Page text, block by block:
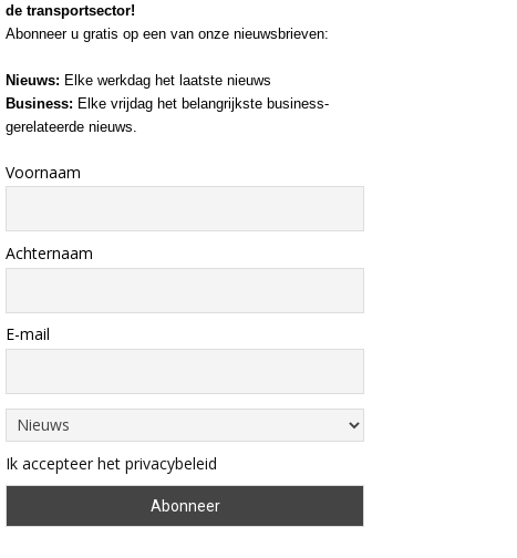
de transportsector!
Abonneer u gratis op een van onze nieuwsbrieven:
Nieuws: Elke werkdag het laatste nieuws
Business: Elke vrijdag het belangrijkste business-
gerelateerde nieuws.
Voornaam
Achternaam
E-mail
Ik accepteer het privacybeleid